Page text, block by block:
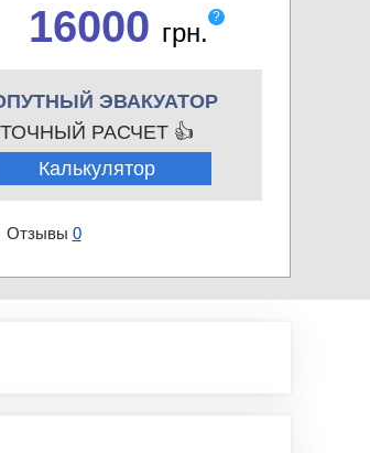
16000 грн.
?
ЭВАКУАТОР
ТОЧНЫЙ РАСЧЕТ 👍
Калькулятор
Отзывы 0